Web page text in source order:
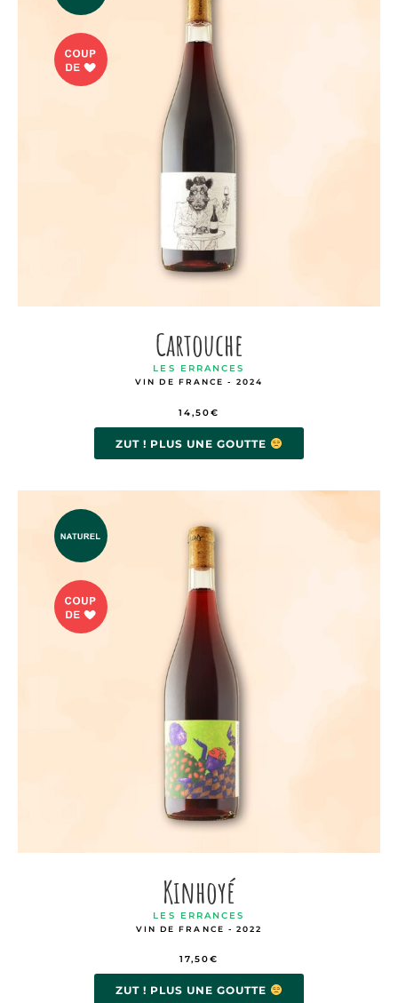
Cartouche
LES ERRANCES
VIN DE FRANCE - 2024
14,50€
ZUT ! PLUS UNE GOUTTE
Kinhoyé
LES ERRANCES
VIN DE FRANCE - 2022
17,50€
ZUT ! PLUS UNE GOUTTE